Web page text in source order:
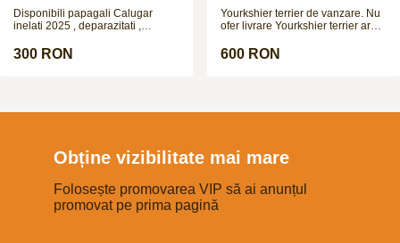
Disponibili papagali Calugar
inelati 2025 , deparazitati ,
schimburi !!!
300 RON
Yourkshier terrier de vanzare. Nu
ofer livrare Yourkshier terrier are:
-2 vaccinuri -este negru si maro -
600 RON
Obține vizibilitate mai mare
Folosește promovarea VIP să ai anunțul
promovat pe prima pagină